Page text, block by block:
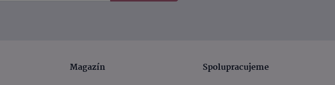
Magazín
Spolupracujeme